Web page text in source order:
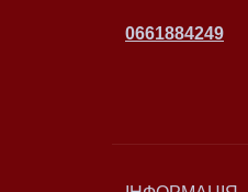
0661884249